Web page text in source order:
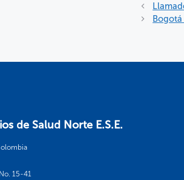
de Salud Norte E.S.E.
15-41